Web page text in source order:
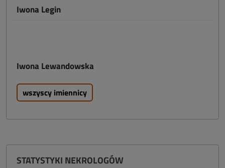
Iwona Legin
Iwona Lewandowska
wszyscy imiennicy
STATYSTYKI NEKROLOGÓW